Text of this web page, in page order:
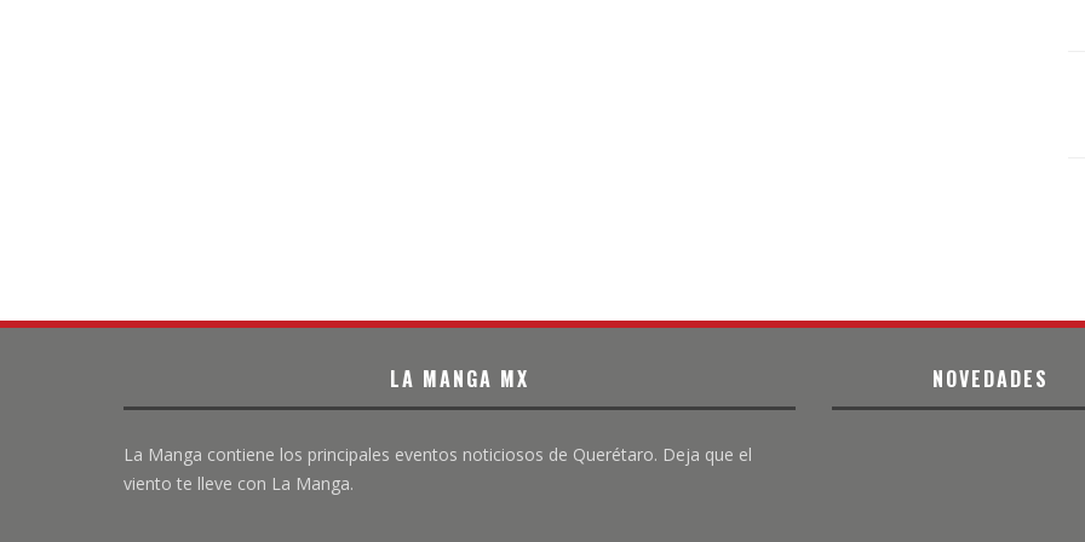
LA MANGA MX
La Manga contiene los principales eventos noticiosos de Querétaro. Deja que el
viento te lleve con La Manga.
NOVEDADES